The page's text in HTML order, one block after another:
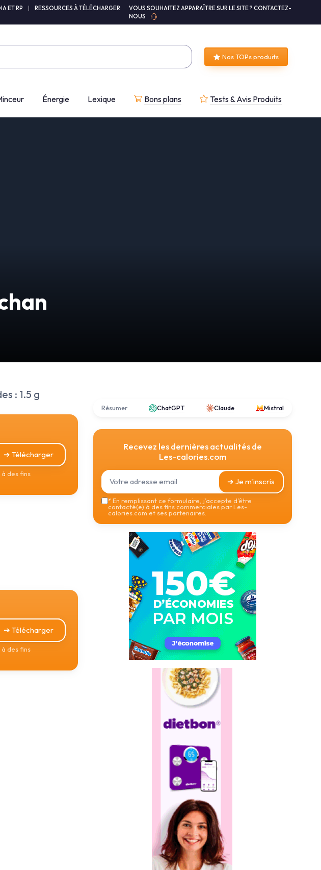
ET RP
RESSOURCES À TÉLÉCHARGER
VOUS SOUHAITEZ APPARAÎTRE SUR LE SITE ? CONTACTEZ-
NOUS
Nos TOPs produits
Énergie Lexique Bons plans Tests & Avis Produits
: 1.5 g
➔ Télécharger
des fins
➔ Télécharger
des fins
Résumer ChatGPT Claude Mistral
Recevez les dernières actualités de
Les-calories.com
➔ Je m'inscris
*En remplissant ce formulaire, j’accepte d’être
contacté(e) à des fins commerciales par Les-
calories.com et ses partenaires.